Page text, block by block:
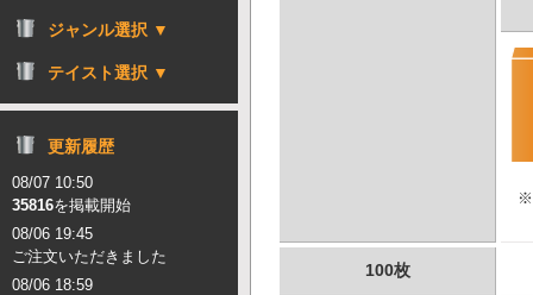
ジャンル選択 ▼
テイスト選択 ▼
更新履歴
08/07 10:50
35816を掲載開始
08/06 19:45
ご注文いただきました
08/06 18:59
※
100枚